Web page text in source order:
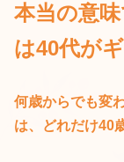
本当の意
は40代が
何歳からでも変
は、どれだけ40